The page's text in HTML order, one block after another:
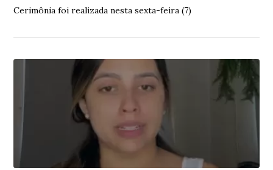
Cerimônia foi realizada nesta sexta-feira (7)